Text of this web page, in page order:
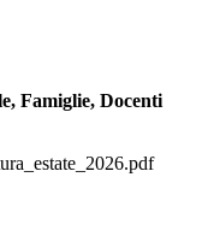
Famiglie, Docenti